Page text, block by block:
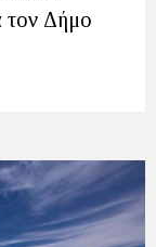
τον Δήμο